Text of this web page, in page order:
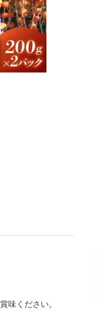
味ください。